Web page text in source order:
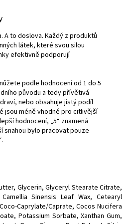
A to doslova. Každý z produktů
látek, které svou silou
efektivně podporují
podle hodnocení od 1 do 5
původu a tedy přívětivá
nebo obsahuje jistý podíl
jsou méně vhodné pro citlivější
hodnocení, „5“ znamená
snahou bylo pracovat pouze
Glycerin, Glyceryl Stearate Citrate,
Sinensis Leaf Wax, Cetearyl
Caprylate/Caprate, Cocos Nucifera
Potassium Sorbate, Xanthan Gum,